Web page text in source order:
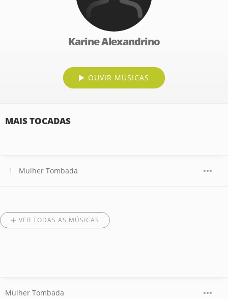
Karine Alexandrino
OUVIR MÚSICAS
MAIS TOCADAS
Mulher Tombada
VER TODAS AS MÚSICAS
Mulher Tombada